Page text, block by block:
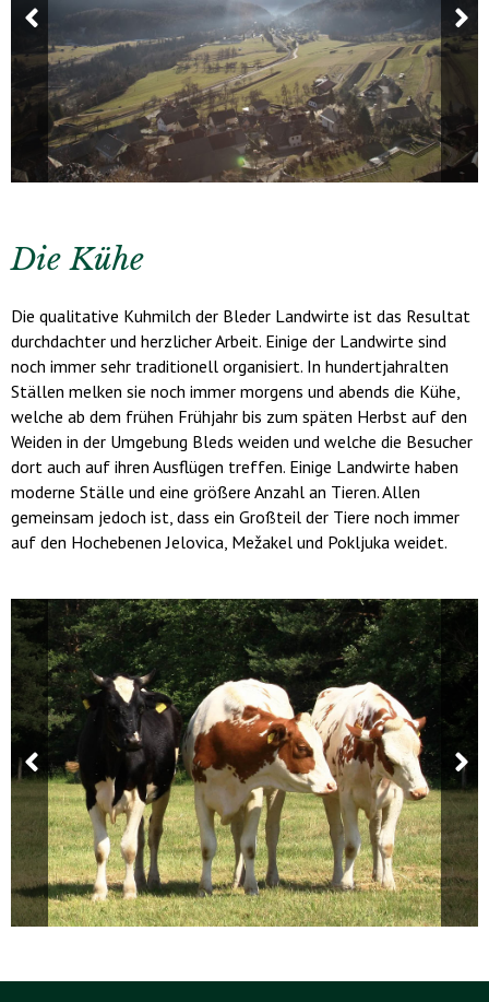
Die Kühe
Die qualitative Kuhmilch der Bleder Landwirte ist das Resultat
durchdachter und herzlicher Arbeit. Einige der Landwirte sind
noch immer sehr traditionell organisiert. In hundertjahralten
Ställen melken sie noch immer morgens und abends die Kühe,
welche ab dem frühen Frühjahr bis zum späten Herbst auf den
Weiden in der Umgebung Bleds weiden und welche die Besucher
dort auch auf ihren Ausflügen treffen. Einige Landwirte haben
moderne Ställe und eine größere Anzahl an Tieren. Allen
gemeinsam jedoch ist, dass ein Großteil der Tiere noch immer
auf den Hochebenen Jelovica, Mežakel und Pokljuka weidet.